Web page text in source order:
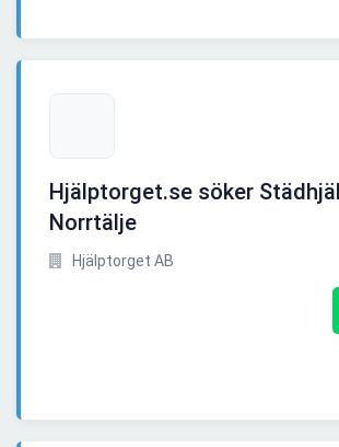
Hjälptorget.se söker
Norrtälje
Hjälptorget AB